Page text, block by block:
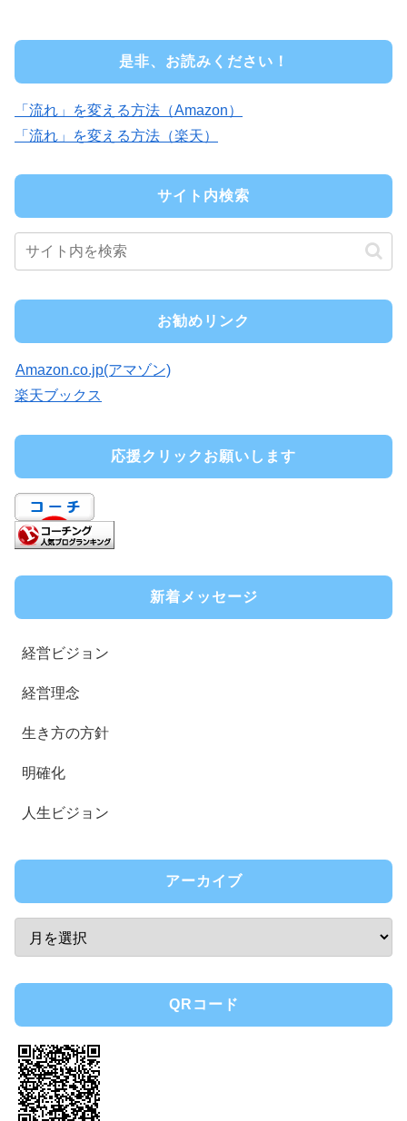
是非、お読みください！
「流れ」を変える方法（Amazon）
「流れ」を変える方法（楽天）
サイト内検索
お勧めリンク
Amazon.co.jp(アマゾン)
楽天ブックス
応援クリックお願いします
新着メッセージ
経営ビジョン
経営理念
生き方の方針
明確化
人生ビジョン
アーカイブ
QRコード